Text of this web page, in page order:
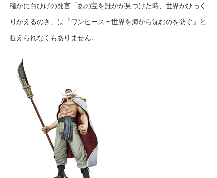
確かに白ひげの発言「あの宝を誰かが見つけた時、世界がひっく
りかえるのさ」は『ワンピース＝世界を海から沈むのを防ぐ』と
捉えられなくもありません。